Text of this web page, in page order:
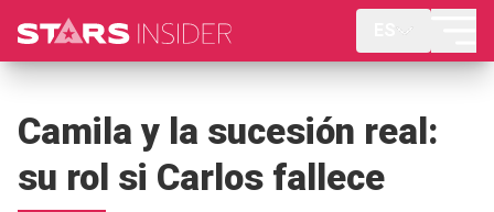
Camila y la sucesión real:
su rol si Carlos fallece